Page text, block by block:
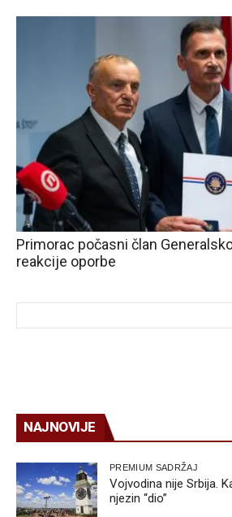
Primorac počasni član
reakcije oporbe
NAJNOVIJE
PREMIUM SADRŽAJ
Vojvodina nije Srbija.
njezin “dio”